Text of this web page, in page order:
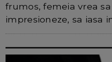
frumos, femeia vrea
impresioneze, sa iasa